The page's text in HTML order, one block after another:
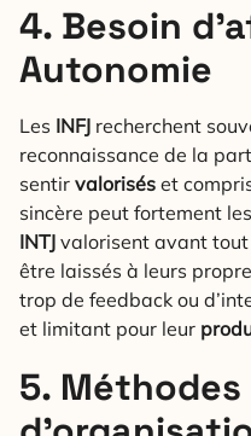
4. Besoin
Autonomie
Les INFJ recherchent
reconnaissance de la
sentir valorisés et
sincère peut fortement
INTJ valorisent avant
être laissés à leurs
trop de feedback ou
et limitant pour leur
5. Méthodes